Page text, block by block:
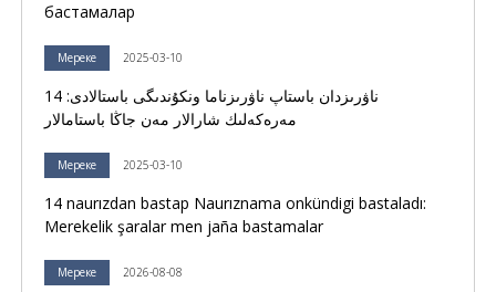
бастамалар
Мереке 2025-03-10
14 ناۋرىزدان باستاپ ناۋرىزناما ونكۇندىگى باستالادى:
مەرەكەلىك شارالار مەن جاڭا باستامالار
Мереке 2025-03-10
14 naurızdan bastap Naurıznama onkündigi bastaladı:
Merekelik şaralar men jaña bastamalar
Мереке 2026-08-08